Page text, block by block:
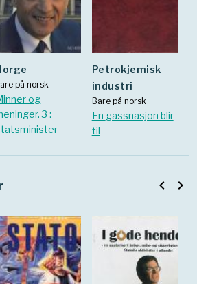
Norge
på norsk
og
3 :
Petrokjemisk
industri
Bare på norsk
En gassnasjon blir
til
navigate_before navigate_next